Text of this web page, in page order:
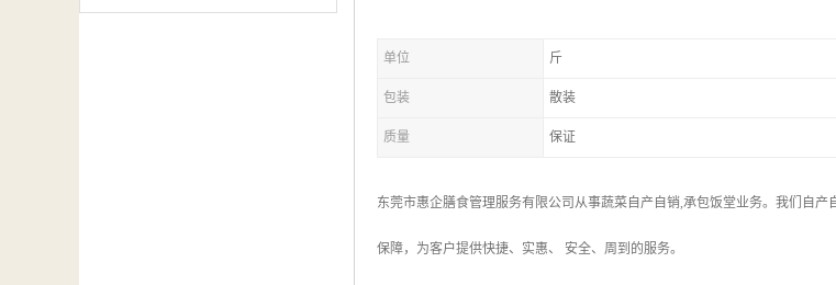
单位 斤
包装 散装
质量 保证
东莞市惠企膳食管理服务有限公司从事蔬菜自产自销,承包饭堂业务。我们自
保障，为客户提供快捷、实惠、 安全、周到的服务。